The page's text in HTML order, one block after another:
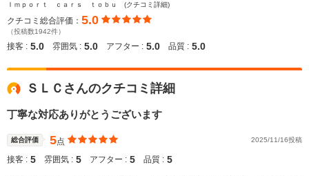
Ｉｍｐｏｒｔ ｃａｒｓ ｔｏｂｕ (クチコミ詳細)
クチコミ総合評価： 5.0
（投稿数1942件）
接客 : 5.0 雰囲気 : 5.0 アフター : 5.0 品質 : 5.0
ＳＬＣさんのクチコミ詳細
丁寧な対応ありがとうございます
総合評価 5点 2025/11/16投稿
接客 : 5 雰囲気 : 5 アフター : 5 品質 : 5